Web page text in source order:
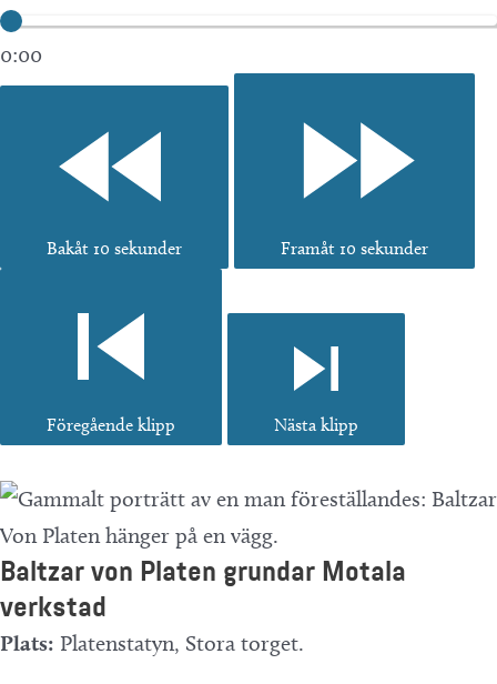
0:00
Bakåt 10 sekunder Framåt 10 sekunder
Föregående klipp Nästa klipp
Baltzar von Platen grundar Motala
verkstad
Plats: Platenstatyn, Stora torget.